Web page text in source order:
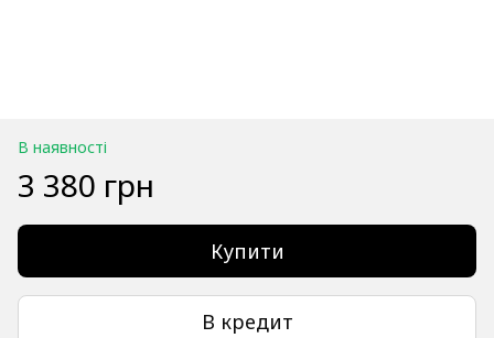
В наявності
3 380 грн
Купити
В кредит